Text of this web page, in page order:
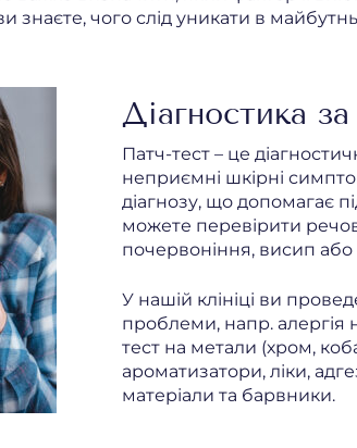
знаєте, чого слід уникати в
Діагностика
Патч-тест – це
неприємні шкірні
діагнозу, що допомагає
можете перевірити
почервоніння, висип або
У нашій клініці ви
проблеми, напр.
тест на метали (хром,
ароматизатори, ліки,
матеріали та барвники.